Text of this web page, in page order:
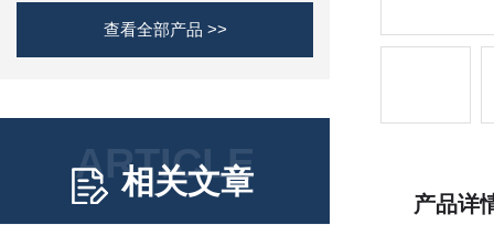
查看全部产品 >>
ARTICLE
相关文章
产品详